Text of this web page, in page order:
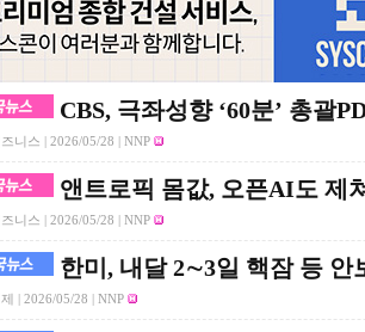
CBS, 극좌성향 ‘60분’ 총괄
니스 | 2026/05/28 | NNP
앤트로픽 몸값, 오픈AI도 제
니스 | 2026/05/28 | NNP
한미, 내달 2∼3일 핵잠 등 안
| 2026/05/28 | NNP